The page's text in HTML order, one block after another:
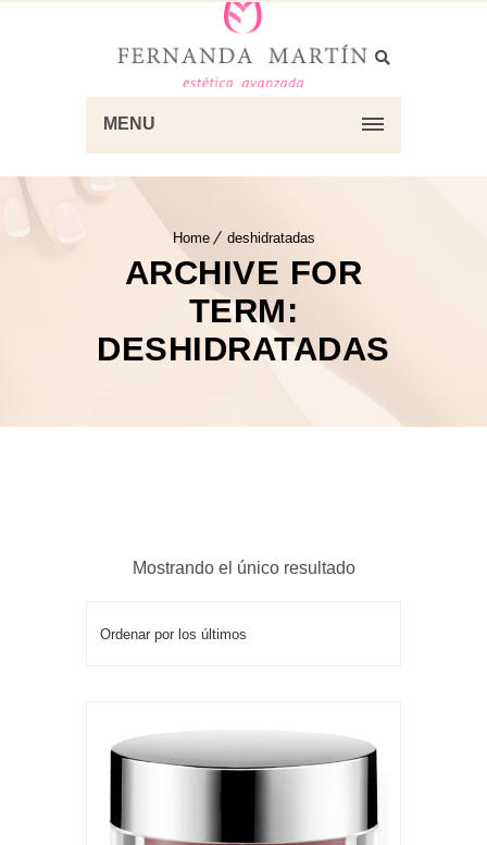
MENU
Home deshidratadas
ARCHIVE FOR
TERM:
DESHIDRATADAS
Mostrando el único resultado